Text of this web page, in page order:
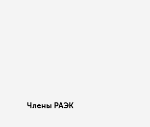
Члены РАЭК